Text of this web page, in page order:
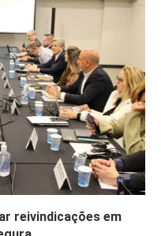
reivindicações em